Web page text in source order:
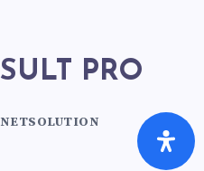
PRO
NETSOLUTION